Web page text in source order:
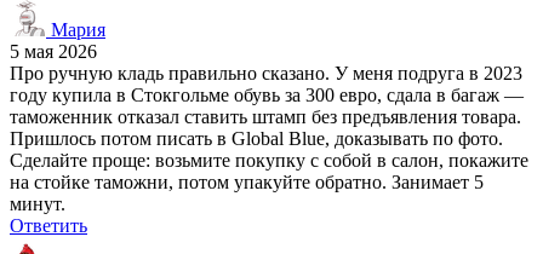
Мария
5 мая 2026
Про ручную кладь правильно сказано. У меня подруга в 2023
году купила в Стокгольме обувь за 300 евро, сдала в багаж —
таможенник отказал ставить штамп без предъявления товара.
Пришлось потом писать в Global Blue, доказывать по фото.
Сделайте проще: возьмите покупку с собой в салон, покажите
на стойке таможни, потом упакуйте обратно. Занимает 5
минут.
Ответить